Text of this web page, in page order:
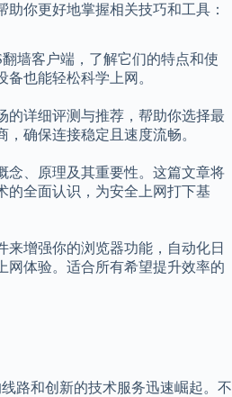
助你更好地掌握相关技巧和工具：
墙客户端，了解它们的特点和使
备也能轻松科学上网。
的详细评测与推荐，帮助你选择最
确保连接稳定且速度流畅。
念、原理及其重要性。这篇文章将
的全面认识，为安全上网打下基
来增强你的浏览器功能，自动化日
网体验。适合所有希望提升效率的
路和创新的技术服务迅速崛起。不